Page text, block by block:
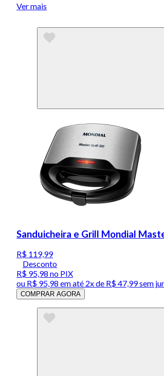
Ver mais
Sanduicheira e Grill Mondial
R$ 119,99
Desconto
R$ 95,98 no PIX
ou R$ 95,98 em até 2x de R$ 47,99 sem
COMPRAR AGORA